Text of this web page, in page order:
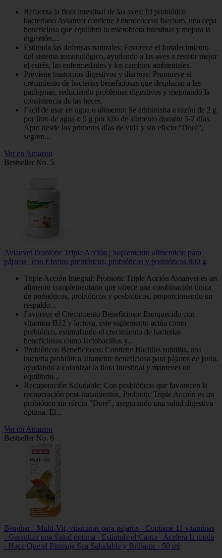
Refuerza la flora intestinal de las aves: El probiótico
bacteriano Avianvet contiene Enterococcus faecium, una cepa
beneficiosa que equilibra la microbiota intestinal y mejora la
digestión,...
Estimula las defensas naturales: Favorece el fortalecimiento
del sistema inmunológico, ayudando a las aves a resistir mejor
el estrés, las enfermedades y los cambios ambientales.
Previene trastornos digestivos y diarreas: Promueve el
crecimiento de bacterias beneficiosas que desplazan a las
patógenas, reduciendo problemas digestivos y mejorando la
consistencia de las heces.
Fácil de usar en agua o alimento: Se administra a razón de 2 g
por litro de agua o 5 g por kilo de alimento durante 5-7 días.
Apto desde los primeros días de vida y sin efecto “Doré”,
seguro...
Ver en Amazon
Bestseller No. 5
Avianvet Probiotic Triple Acción | Suplemento alimenticio para
pájaros | con Efectos prebióticos, probióticos y posbióticos 800 g
Triple Acción Integral: Probiotic Triple Acción Avianvet es un
alimento complementario que ofrece una combinación única
de prebióticos, probióticos y posbióticos, proporcionando un
respaldo...
Favorece el Crecimiento Beneficioso: Enriquecido con
vitamina B12 y lactosa, este suplemento actúa como
prebiótico, estimulando el crecimiento de bacterias
beneficiosas como lactobacillus y...
Probióticos Beneficiosos: Contiene Bacillus subtillis, una
bacteria probiótica altamente beneficiosa para pájaros de jaula,
ayudando a colonizar la flora intestinal y mantener un
equilibrio...
Recuperación Saludable: Con posbióticos que favorecen la
recuperación post-tratamientos, Probiotic Triple Acción es un
probiótico sin efecto "Doré", asegurando una salud digestiva
óptima. El...
Ver en Amazon
Bestseller No. 6
Beaphar - Multi-Vit, vitaminas para pájaros - Contiene 11 vitaminas
- Garantiza una Salud óptima - Estimula el Canto - Acelera la muda
- Hace Que el Plumaje Sea Saludable y Brillante - 50 ml